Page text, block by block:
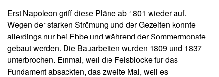
Erst Napoleon griff diese Pläne ab 1801 wieder auf.
Wegen der starken Strömung und der Gezeiten konnte
allerdings nur bei Ebbe und während der Sommermonate
gebaut werden. Die Bauarbeiten wurden 1809 und 1837
unterbrochen. Einmal, weil die Felsblöcke für das
Fundament absackten, das zweite Mal, weil es